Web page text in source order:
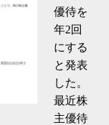
優待を
年2回
にする
と発表
した。
最近株
主優待